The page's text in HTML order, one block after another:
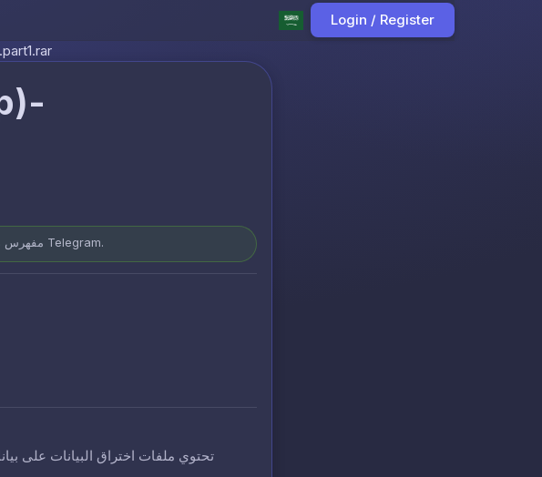
Login / Register
مفهرس من المواد العامة فقط. لم يتم شراؤها أبدًا، ولم يتم تعديلها أبدًا. مصادر موثقة: المنتديات العامة وقنوات Telegram.
تحتوي ملفات اختراق البيانات على